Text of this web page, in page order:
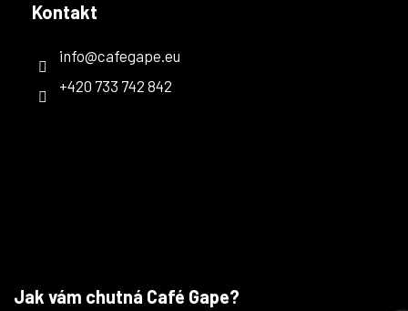
Kontakt
info@cafegape.eu
+420 733 742 842
Jak vám chutná Café Gape?